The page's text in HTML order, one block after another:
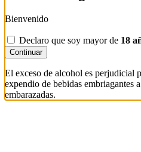
Bienvenido
Declaro que soy mayor de 18
Continuar
El exceso de alcohol es perjudicial
expendio de bebidas embriagantes
embarazadas.